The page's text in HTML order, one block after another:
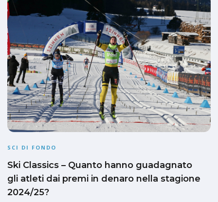
SCI DI FONDO
Ski Classics – Quanto hanno guadagnato
gli atleti dai premi in denaro nella stagione
2024/25?